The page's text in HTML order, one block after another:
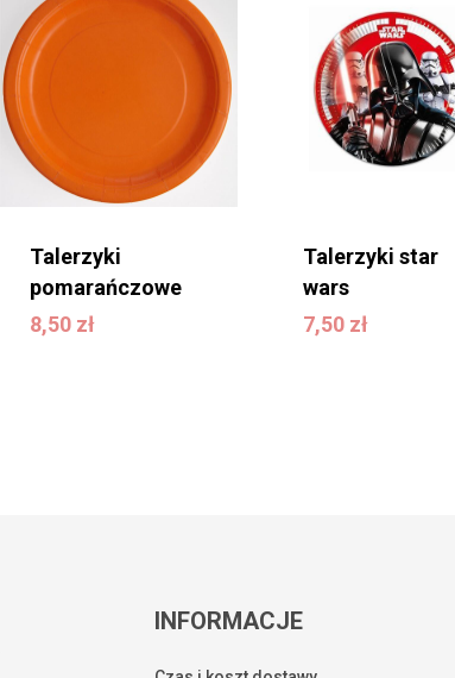
Talerzyki
pomarańczowe
8,50 zł
8,50zł
Talerzyki star
wars
7,50 zł
7,50
INFORMACJE